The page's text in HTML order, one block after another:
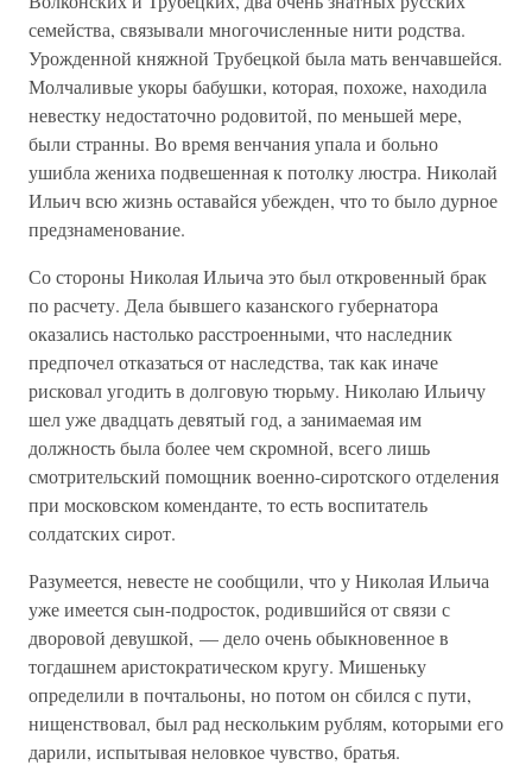
семейства, связывали многочисленные нити родства.
Урожденной княжной Трубецкой была мать венчавшейся.
Молчаливые укоры бабушки, которая, похоже, находила
невестку недостаточно родовитой, по меньшей мере,
были странны. Во время венчания упала и больно
ушибла жениха подвешенная к потолку люстра. Николай
Ильич всю жизнь оставайся убежден, что то было дурное
предзнаменование.
Со стороны Николая Ильича это был откровенный брак
по расчету. Дела бывшего казанского губернатора
оказались настолько расстроенными, что наследник
предпочел отказаться от наследства, так как иначе
рисковал угодить в долговую тюрьму. Николаю Ильичу
шел уже двадцать девятый год, а занимаемая им
должность была более чем скромной, всего лишь
смотрительский помощник военно-сиротского отделения
при московском коменданте, то есть воспитатель
солдатских сирот.
Разумеется, невесте не сообщили, что у Николая Ильича
уже имеется сын-подросток, родившийся от связи с
дворовой девушкой, — дело очень обыкновенное в
тогдашнем аристократическом кругу. Мишеньку
определили в почтальоны, но потом он сбился с пути,
нищенствовал, был рад нескольким рублям, которыми его
дарили, испытывая неловкое чувство, братья.